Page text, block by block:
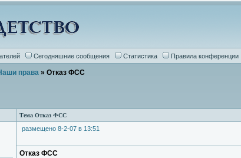
Сегодняшние сообщения Статистика Правила конференции
права » Отказ ФСС
Тема Отказ ФСС
размещено 8-2-07 в 13:51
Отказ ФСС